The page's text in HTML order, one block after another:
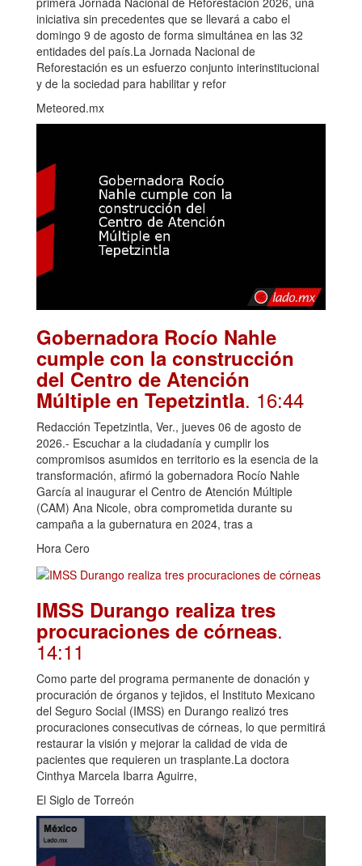
iniciativa sin precedentes que se llevará a cabo el
domingo 9 de agosto de forma simultánea en las 32
entidades del país.La Jornada Nacional de
Reforestación es un esfuerzo conjunto interinstitucional
y de la sociedad para habilitar y refor
Meteored.mx
Gobernadora Rocío Nahle
cumple con la construcción
del Centro de Atención
Múltiple en Tepetzintla. 16:44
Redacción Tepetzintla, Ver., jueves 06 de agosto de
2026.- Escuchar a la ciudadanía y cumplir los
compromisos asumidos en territorio es la esencia de la
transformación, afirmó la gobernadora Rocío Nahle
García al inaugurar el Centro de Atención Múltiple
(CAM) Ana Nicole, obra comprometida durante su
campaña a la gubernatura en 2024, tras a
Hora Cero
IMSS Durango realiza tres
procuraciones de córneas.
14:11
Como parte del programa permanente de donación y
procuración de órganos y tejidos, el Instituto Mexicano
del Seguro Social (IMSS) en Durango realizó tres
procuraciones consecutivas de córneas, lo que permitirá
restaurar la visión y mejorar la calidad de vida de
pacientes que requieren un trasplante.La doctora
Cinthya Marcela Ibarra Aguirre,
El Siglo de Torreón